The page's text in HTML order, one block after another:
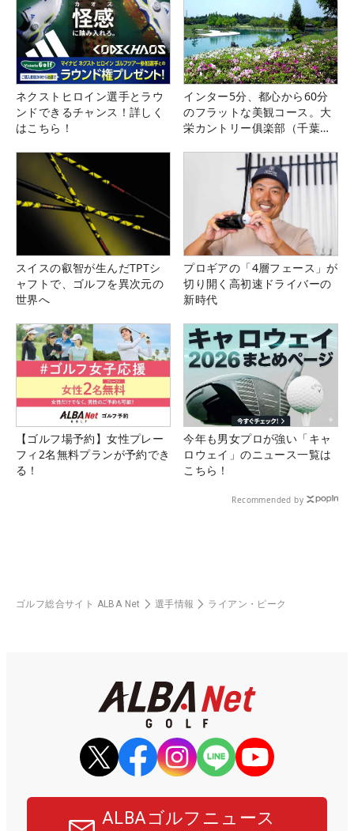
ネクストヒロイン選手とラウ
ンドできるチャンス！詳しく
はこちら！
インター5分、都心から60分
のフラットな美観コース。大
栄カントリー俱楽部（千葉
スイスの叡智が生んだTPTシ
ャフトで、ゴルフを異次元の
世界へ
プロギアの「4層フェース」が
切り開く高初速ドライバーの
新時代
【ゴルフ場予約】女性プレー
フィ2名無料プランが予約でき
る！
今年も男女プロが強い「キャ
ロウェイ」のニュース一覧は
こちら！
Recommended by
ゴルフ総合サイト ALBA Net 選手情報 ライアン・ピーク
ALBAゴルフニュース